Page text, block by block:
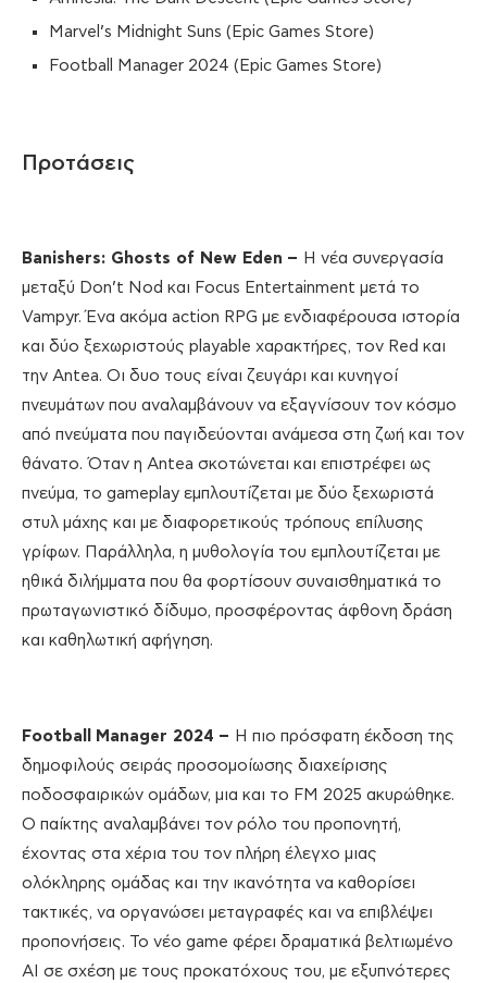
Marvel’s Midnight Suns (Epic Games Store)
Football Manager 2024 (Epic Games Store)
Προτάσεις
Banishers: Ghosts of New Eden – Η νέα συνεργασία
μεταξύ Don’t Nod και Focus Entertainment μετά το
Vampyr. Ένα ακόμα action RPG με ενδιαφέρουσα ιστορία
και δύο ξεχωριστούς playable χαρακτήρες, τον Red και
την Antea. Οι δυο τους είναι ζευγάρι και κυνηγοί
πνευμάτων που αναλαμβάνουν να εξαγνίσουν τον κόσμο
από πνεύματα που παγιδεύονται ανάμεσα στη ζωή και τον
θάνατο. Όταν η Antea σκοτώνεται και επιστρέφει ως
πνεύμα, το gameplay εμπλουτίζεται με δύο ξεχωριστά
στυλ μάχης και με διαφορετικούς τρόπους επίλυσης
γρίφων. Παράλληλα, η μυθολογία του εμπλουτίζεται με
ηθικά διλήμματα που θα φορτίσουν συναισθηματικά το
πρωταγωνιστικό δίδυμο, προσφέροντας άφθονη δράση
και καθηλωτική αφήγηση.
Football Manager 2024 – Η πιο πρόσφατη έκδοση της
δημοφιλούς σειράς προσομοίωσης διαχείρισης
ποδοσφαιρικών ομάδων, μια και το FM 2025 ακυρώθηκε.
Ο παίκτης αναλαμβάνει τον ρόλο του προπονητή,
έχοντας στα χέρια του τον πλήρη έλεγχο μιας
ολόκληρης ομάδας και την ικανότητα να καθορίσει
τακτικές, να οργανώσει μεταγραφές και να επιβλέψει
προπονήσεις. Το νέο game φέρει δραματικά βελτιωμένο
AI σε σχέση με τους προκατόχους του, με εξυπνότερες